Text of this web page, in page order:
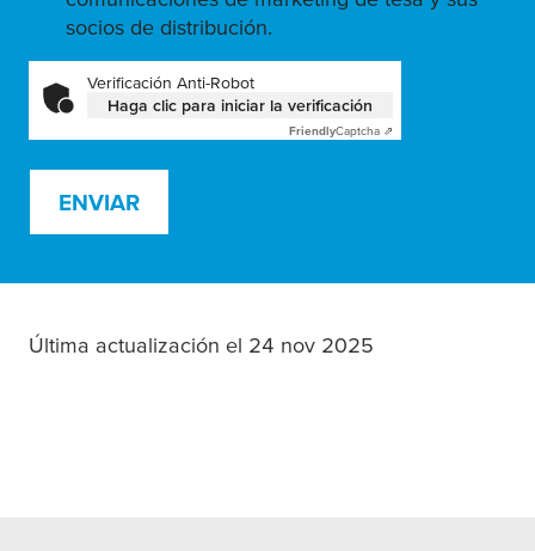
socios de distribución.
Verificación Anti-Robot
Haga clic para iniciar la verificación
FriendlyCaptcha ⇗
ENVIAR
Última actualización el 24 nov 2025